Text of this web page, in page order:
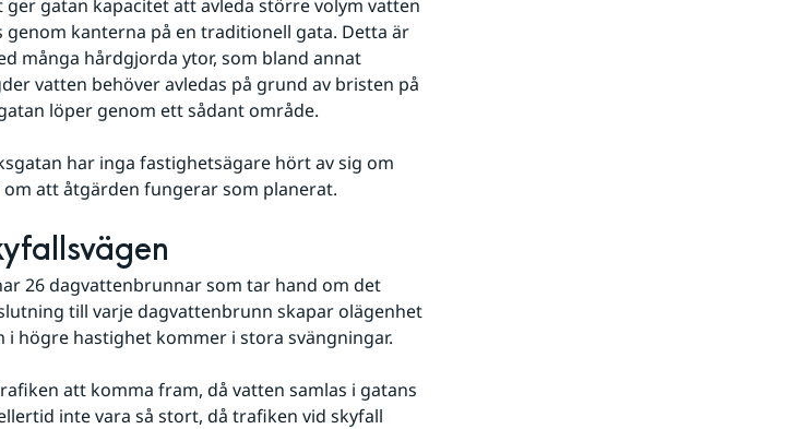
gatan kapacitet att avleda större volym vatten
genom kanterna på en traditionell gata. Detta är
många hårdgjorda ytor, som bland annat
vatten behöver avledas på grund av bristen på
löper genom ett sådant område.
har inga fastighetsägare hört av sig om
att åtgärden fungerar som planerat.
26 dagvattenbrunnar som tar hand om det
till varje dagvattenbrunn skapar olägenhet
högre hastighet kommer i stora svängningar.
att komma fram, då vatten samlas i gatans
inte vara så stort, då trafiken vid skyfall